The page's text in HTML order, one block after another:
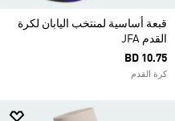
قبعة أساسية لمنتخب اليابان لكرة
القدم JFA
BD 10.75
كرة القدم